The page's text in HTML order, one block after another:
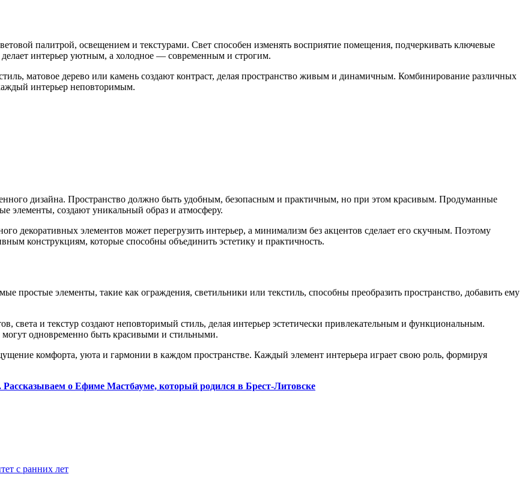
палитрой, освещением и текстурами. Свет способен изменять восприятие помещения, подчеркивать ключевые
делает интерьер уютным, а холодное — современным и строгим.
матовое дерево или камень создают контраст, делая пространство живым и динамичным. Комбинирование различных
интерьер неповторимым.
дизайна. Пространство должно быть удобным, безопасным и практичным, но при этом красивым. Продуманные
элементы, создают уникальный образ и атмосферу.
декоративных элементов может перегрузить интерьер, а минимализм без акцентов сделает его скучным. Поэтому
конструкциям, которые способны объединить эстетику и практичность.
простые элементы, такие как ограждения, светильники или текстиль, способны преобразить пространство, добавить ему
света и текстур создают неповторимый стиль, делая интерьер эстетически привлекательным и функциональным.
одновременно быть красивыми и стильными.
комфорта, уюта и гармонии в каждом пространстве. Каждый элемент интерьера играет свою роль, формируя
о Ефиме Мастбауме, который родился в Брест-Литовске
с ранних лет